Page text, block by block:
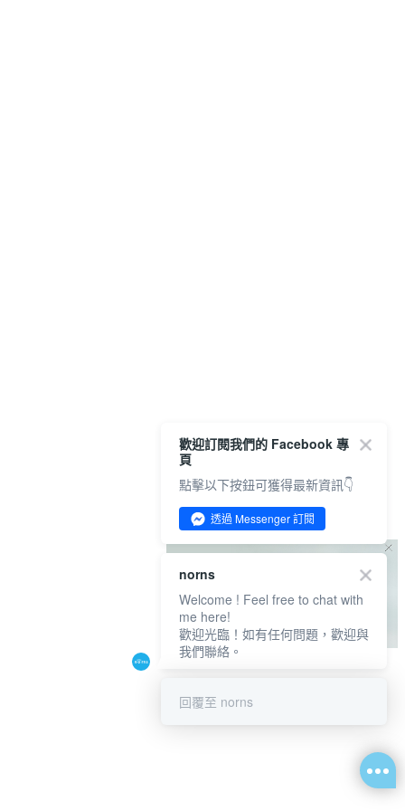
歡迎訂閱我們的 Facebook 專
頁
點擊以下按鈕可獲得最新資訊👇
透過 Messenger 訂閱
norns
Welcome ! Feel free to chat with
me here!
歡迎光臨！如有任何問題，歡迎與
我們聯絡。
回覆至 norns